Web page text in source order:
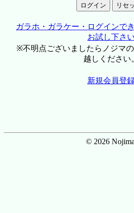
ガラホ・ガラケー・ログインで
お試し下さい
※不明点ございましたらノジマ
越しください
新規会員登
© 2026